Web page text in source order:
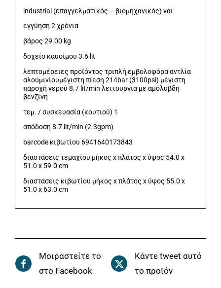
industrial (επαγγελματικός – βιομηχανικός) ναι
εγγύηση 2 χρόνια
βάρος 29.00 kg
δοχείο καυσίμου 3.6 lit
λεπτομέρειες προϊόντος τριπλή εμβολοφόρα αντλία
αλουμινίουμέγιστη πίεση 214bar (3100psi) μέγιστη
παροχή νερού 8.7 lit/min λειτουργία με αμόλυβδη
βενζίνη
τεμ. / συσκευασία (κουτιού) 1
απόδοση 8.7 lit/min (2.3gpm)
barcode κιβωτίου 6941640173843
διαστάσεις τεμαχίου μήκος x πλάτος x ύψος 54.0 x
51.0 x 59.0 cm
διαστάσεις κιβωτίου μήκος x πλάτος x ύψος 55.0 x
51.0 x 63.0 cm
Μοιραστείτε το
στο Facebook
Κάντε tweet αυτό
το προϊόν